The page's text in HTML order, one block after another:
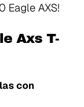
Eagle AXS!
Axs T-
con